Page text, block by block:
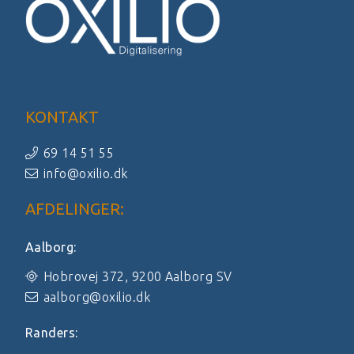
KONTAKT
69 14 51 55
info@oxilio.dk
AFDELINGER:
Aalborg:
Hobrovej 372, 9200 Aalborg SV
aalborg@oxilio.dk
Randers: